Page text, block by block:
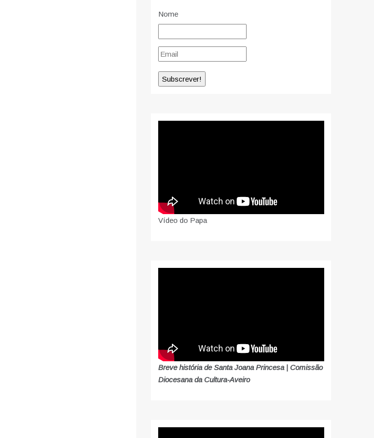
Nome
Vídeo do Papa
Breve história de Santa Joana Princesa | Comissão
Diocesana da Cultura-Aveiro